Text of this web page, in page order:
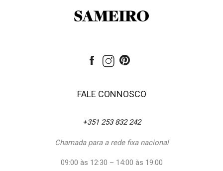
FALE CONNOSCO
+351 253 832 242
Chamada para a rede fixa nacional
09:00 às 12:30 – 14:00 às 19:00